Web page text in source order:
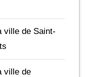
ville de Saint-
ville de